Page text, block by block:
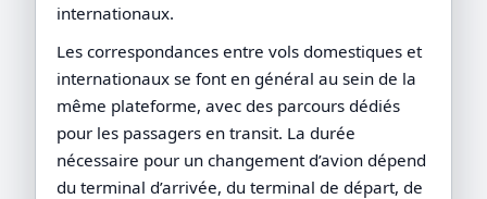
internationaux.
Les correspondances entre vols domestiques et
internationaux se font en général au sein de la
même plateforme, avec des parcours dédiés
pour les passagers en transit. La durée
nécessaire pour un changement d’avion dépend
du terminal d’arrivée, du terminal de départ, de